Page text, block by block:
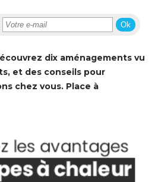
Ok
dix aménagements vu
et des conseils pour
chez vous. Place à